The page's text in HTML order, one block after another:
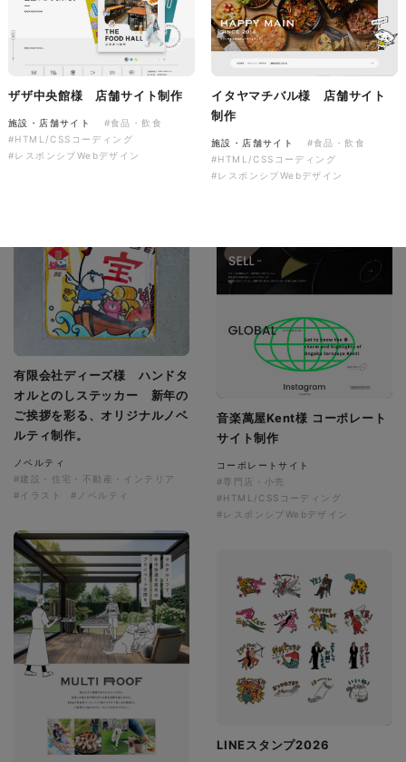
株式会社colorful studio様
『かねた忠右衛門』 サービス
サイト制作
サービスサイト
#アパレル・ファッション
#HTML/CSSコーディング
音楽萬屋Kent様 コーポレート
サイト制作
コーポレートサイト
#専門店・小売
#HTML/CSSコーディング
#レスポンシブWebデザイン
有限会社ディーズ様 ハンドタ
オルとのしステッカー 新年の
ご挨拶を彩る、オリジナルノベ
ルティ制作。
ノベルティ
#建設・住宅・不動産・インテリア
#イラスト
#ノベルティ
LINEスタンプ2026
ザザ中央館様 店舗サイト制作
施設・店舗サイト
#食品・飲食
#HTML/CSSコーディング
#レスポンシブWebデザイン
イタヤマチバル様 店舗サイト
制作
施設・店舗サイト
#食品・飲食
#HTML/CSSコーディング
#レスポンシブWebデザイン